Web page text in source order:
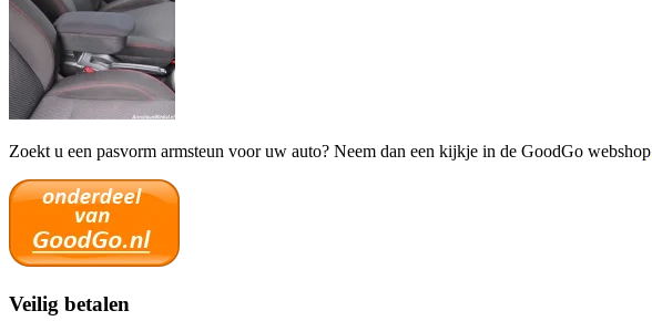
Zoekt u een pasvorm armsteun voor uw auto? Neem dan een kijkje in de GoodGo webshop
Veilig betalen